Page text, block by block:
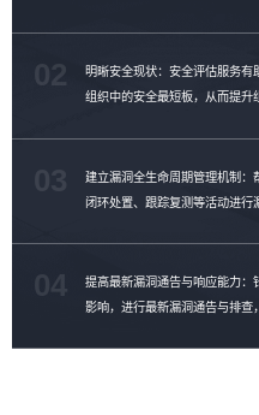
明晰安全现状：安全评估服务有
组织中的安全最短板，从而提升
02
建立漏洞全生命周期管理机制：
闭环处置、跟踪复测等活动进
提高最新漏洞通告与响应能力：
影响，进行最新漏洞通告与排查
04